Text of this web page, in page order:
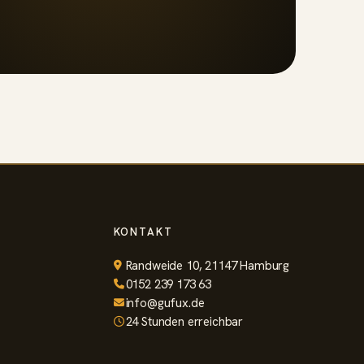
KONTAKT
Randweide 10, 21147 Hamburg
0152 239 173 63
info@gufux.de
24 Stunden erreichbar